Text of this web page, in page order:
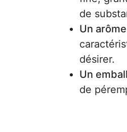
de
Un
désirer.
Un
de